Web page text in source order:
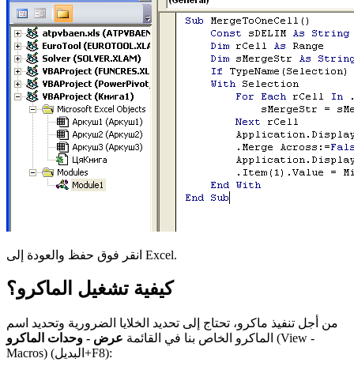
انقر فوق حفظ والعودة إلى Excel.
كيفية تشغيل الماكرو؟
من أجل تنفيذ ماكرو، تحتاج إلى تحديد الخلايا الضرورية وتحديد اسم
الماكرو الخاص بنا في القائمة (View -
Macros)
(البديل+F8):